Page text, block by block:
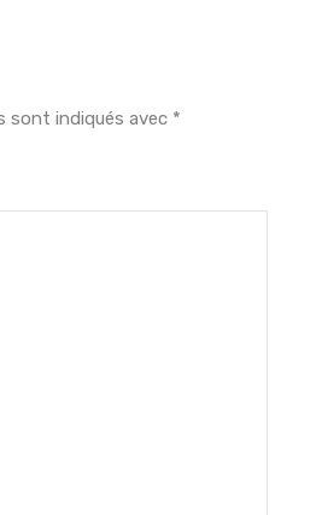
sont indiqués avec *